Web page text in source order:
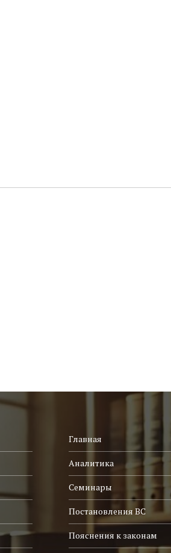
Главная
Аналитика
Семинары
Постановления ВС
Пояснения к законам